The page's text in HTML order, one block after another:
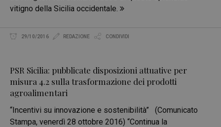
vitigno della Sicilia occidentale.
29/10/2016 REDAZIONE CONDIVIDI
PSR Sicilia: pubblicate disposizioni attuative per
misura 4.2 sulla trasformazione dei prodotti
agroalimentari
“Incentivi su innovazione e sostenibilità” (Comunicato
Stampa, venerdì 28 ottobre 2016) “Continua la